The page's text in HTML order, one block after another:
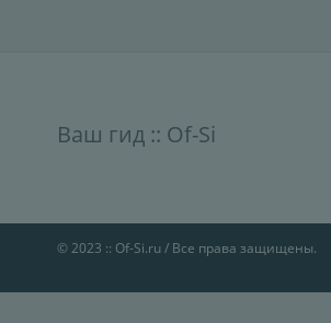
Ваш гид :: Of-Si
© 2023 :: Of-Si.ru / Все права защищены.